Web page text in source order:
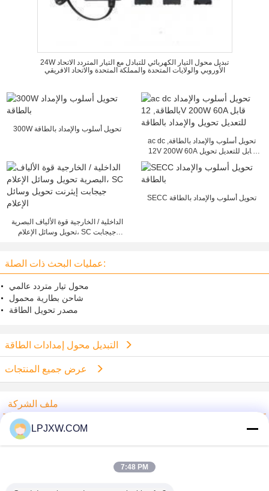
24W تبديل محول التيار الكهربائي للتبادل مع التيار المتردد الاتحاد
الأوروبي والولايات المتحدة والمملكة المتحدة والاتحاد الافريقي
300W تحويل أسلوب والإمداد بالطاقة
ac dc تحويل أسلوب والإمداد بالطاقة,
12V 200W 60A قابل للتعديل تحويل
الداخلية / الخارجية قوة الألياف البصرية
تحويل وسائل الإعلام، SC جيجابت
SECC تحويل أسلوب والإمداد بالطاقة
عمليات البحث ذات الصلة:
محول تيار متردد عالمي
شاحن بطارية محمول
مصدر تحويل الطاقة
التبديل محول إمدادات الطاقة
ملف الشركة
Shenzhen Power Adapter Co.,Ltd.
ﺎﻠﺘﺤﻘﻗ ﺎﻠﻣﻭﺭﺩﻮﻧ
Verified Suplier
LPJXW.COM
7:48 PM